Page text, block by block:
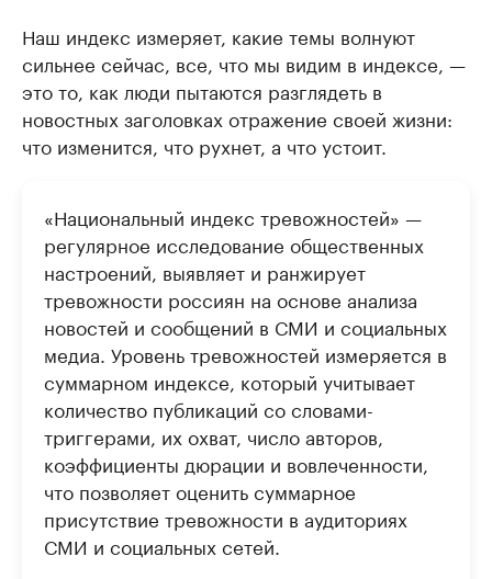
Наш индекс измеряет, какие темы волнуют
сильнее сейчас, все, что мы видим в индексе, —
это то, как люди пытаются разглядеть в
новостных заголовках отражение своей жизни:
что изменится, что рухнет, а что устоит.
«Национальный индекс тревожностей» —
регулярное исследование общественных
настроений, выявляет и ранжирует
тревожности россиян на основе анализа
новостей и сообщений в СМИ и социальных
медиа. Уровень тревожностей измеряется в
суммарном индексе, который учитывает
количество публикаций со словами-
триггерами, их охват, число авторов,
коэффициенты дюрации и вовлеченности,
что позволяет оценить суммарное
присутствие тревожности в аудиториях
СМИ и социальных сетей.